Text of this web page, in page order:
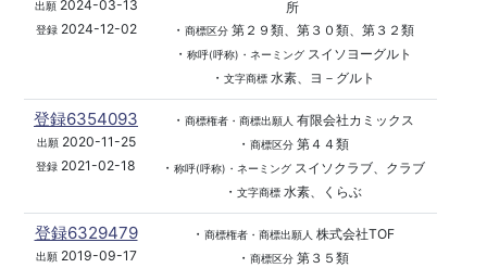
出願2024-03-13
登録2024-12-02
所
・ 商標区分第２９類、第３０類、第３２類
・ 称呼(呼称)・ネーミングスイソヨーグルト
・ 文字商標水素、ヨ－グルト
登録6354093
出願2020-11-25
登録 2021-02-18
・ 商標権者・商標出願人 有限会社カミックス
・ 商標区分第４４類
・ 称呼(呼称)・ネーミングスイソクラブ、クラブ
・ 文字商標水素、くらぶ
登録6329479
出願2019-09-17
・ 商標権者・商標出願人 株式会社TOF
・ 商標区分第３５類